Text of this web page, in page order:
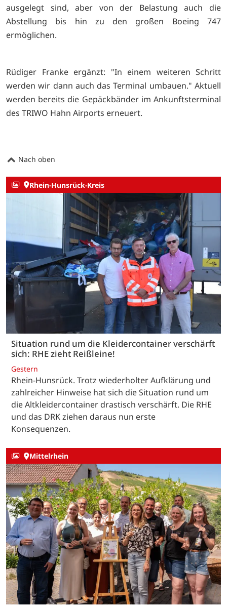
ausgelegt sind, aber von der Belastung auch die
Abstellung bis hin zu den großen Boeing 747
ermöglichen.
Rüdiger Franke ergänzt: "In einem weiteren Schritt
werden wir dann auch das Terminal umbauen." Aktuell
werden bereits die Gepäckbänder im Ankunftsterminal
des TRIWO Hahn Airports erneuert.
Nach oben
Rhein-Hunsrück-Kreis
Situation rund um die Kleidercontainer verschärft
sich: RHE zieht Reißleine!
Gestern
Rhein-Hunsrück. Trotz wiederholter Aufklärung und
zahlreicher Hinweise hat sich die Situation rund um
die Altkleidercontainer drastisch verschärft. Die RHE
und das DRK ziehen daraus nun erste
Konsequenzen.
Mittelrhein